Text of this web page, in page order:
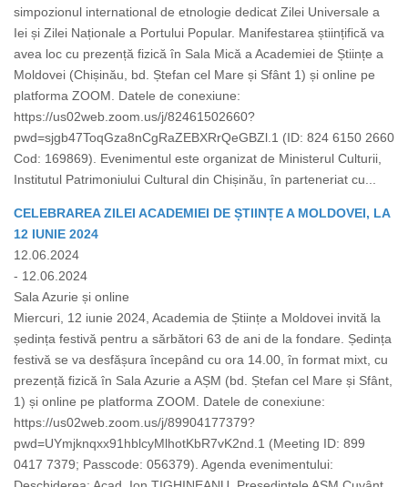
simpozionul international de etnologie dedicat Zilei Universale a
Iei și Zilei Naționale a Portului Popular. Manifestarea științifică va
avea loc cu prezență fizică în Sala Mică a Academiei de Științe a
Moldovei (Chișinău, bd. Ștefan cel Mare și Sfânt 1) și online pe
platforma ZOOM. Datele de conexiune:
https://us02web.zoom.us/j/82461502660?
pwd=sjgb47ToqGza8nCgRaZEBXRrQeGBZl.1 (ID: 824 6150 2660
Cod: 169869). Evenimentul este organizat de Ministerul Culturii,
Institutul Patrimoniului Cultural din Chișinău, în parteneriat cu...
CELEBRAREA ZILEI ACADEMIEI DE ȘTIINȚE A MOLDOVEI, LA
12 IUNIE 2024
12.06.2024
- 12.06.2024
Sala Azurie și online
Miercuri, 12 iunie 2024, Academia de Științe a Moldovei invită la
ședința festivă pentru a sărbători 63 de ani de la fondare. Ședința
festivă se va desfășura începând cu ora 14.00, în format mixt, cu
prezență fizică în Sala Azurie a AȘM (bd. Ștefan cel Mare și Sfânt,
1) și online pe platforma ZOOM. Datele de conexiune:
https://us02web.zoom.us/j/89904177379?
pwd=UYmjknqxx91hblcyMlhotKbR7vK2nd.1 (Meeting ID: 899
0417 7379; Passcode: 056379). Agenda evenimentului: